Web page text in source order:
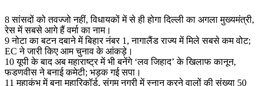
8 सांसदों को तवज्जो नहीं, विधायकों में से ही होगा दिल्ली का अगला मुख्यमंत्री,
रेस में सबसे आगे हैं वर्मा का नाम।
9 नोटा का बटन दबाने में बिहार नंबर 1, नागालैंड राज्य में मिले सबसे कम वोट;
EC ने जारी किए आम चुनाव के आंकड़े।
10 यूपी के बाद अब महाराष्ट्र में भी बनेंगे ‘लव जिहाद’ के खिलाफ कानून,
फडणवीस ने बनाई कमेटी; भड़क गई सपा।
11 महाकुंभ में बना महारिकॉर्ड, संगम नगरी में स्नान करने वालों की संख्या 50